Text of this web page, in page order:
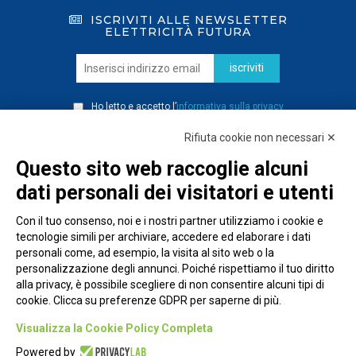
ISCRIVITI ALLE NEWSLETTER
ELETTRICITÀ FUTURA
iscriviti
Ho letto e accetto l’informativa sulla privacy
Piazza Alessandria, 24 - 00198 Roma
Privacy Policy
Rifiuta cookie non necessari ✕
Questo sito web raccoglie alcuni
dati personali dei visitatori e utenti
Con il tuo consenso, noi e i nostri partner utilizziamo i cookie e
tecnologie simili per archiviare, accedere ed elaborare i dati
personali come, ad esempio, la visita al sito web o la
personalizzazione degli annunci. Poiché rispettiamo il tuo diritto
alla privacy, è possibile scegliere di non consentire alcuni tipi di
cookie. Clicca su preferenze GDPR per saperne di più.
Visualizza la Cookie Policy Completa
Powered by